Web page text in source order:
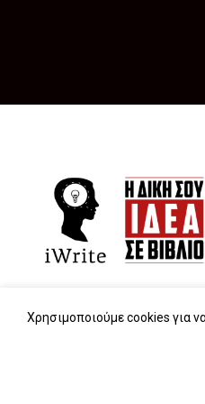
Χρησιμοποιούμε cookies για